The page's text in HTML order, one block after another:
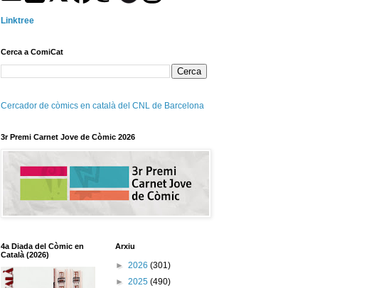
Linktree
Cerca a ComiCat
Cercador de còmics en català del CNL de Barcelona
3r Premi Carnet Jove de Còmic 2026
4a Diada del Còmic en
Català (2026)
Arxiu
► 2026 (301)
► 2025 (490)